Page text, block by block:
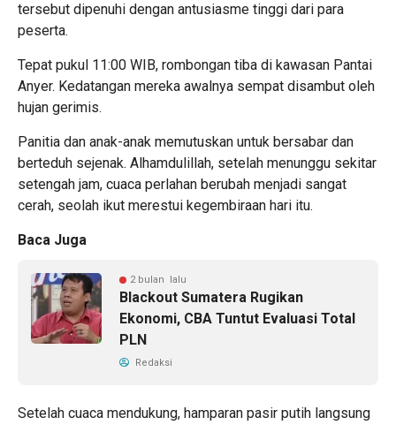
tersebut dipenuhi dengan antusiasme tinggi dari para
peserta.
Tepat pukul 11:00 WIB, rombongan tiba di kawasan Pantai
Anyer. Kedatangan mereka awalnya sempat disambut oleh
hujan gerimis.
Panitia dan anak-anak memutuskan untuk bersabar dan
berteduh sejenak. Alhamdulillah, setelah menunggu sekitar
setengah jam, cuaca perlahan berubah menjadi sangat
cerah, seolah ikut merestui kegembiraan hari itu.
Baca Juga
2 bulan lalu
Blackout Sumatera Rugikan
Ekonomi, CBA Tuntut Evaluasi Total
PLN
Redaksi
Setelah cuaca mendukung, hamparan pasir putih langsung